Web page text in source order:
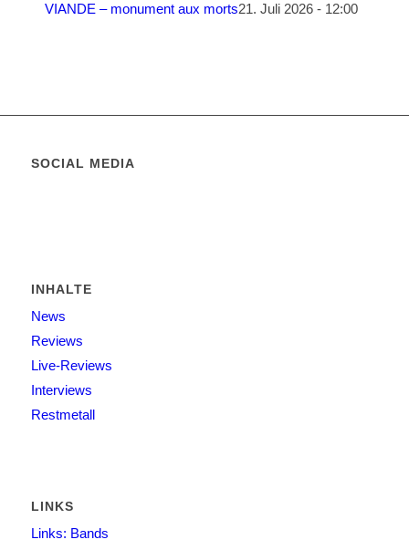
VIANDE – monument aux morts21. Juli 2026 - 12:00
SOCIAL MEDIA
INHALTE
News
Reviews
Live-Reviews
Interviews
Restmetall
LINKS
Links: Bands